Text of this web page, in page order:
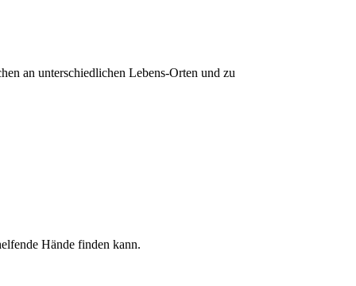
an unterschiedlichen Lebens-Orten und zu
Hände finden kann.